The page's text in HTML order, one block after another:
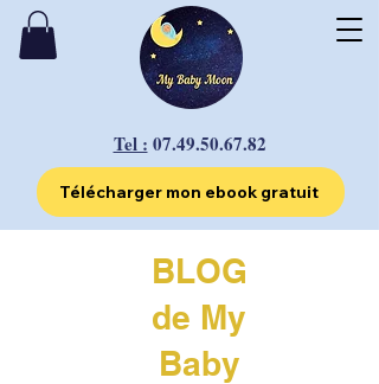
Tel : 07.49.50.67.82
Télécharger mon ebook gratuit
BLOG
de My
Baby